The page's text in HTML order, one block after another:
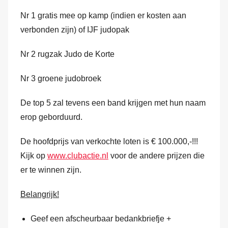
Nr 1 gratis mee op kamp (indien er kosten aan
verbonden zijn) of IJF judopak
Nr 2 rugzak Judo de Korte
Nr 3 groene judobroek
De top 5 zal tevens een band krijgen met hun naam
erop geborduurd.
De hoofdprijs van verkochte loten is € 100.000,-!!!
Kijk op www.clubactie.nl voor de andere prijzen die
er te winnen zijn.
Belangrijk!
Geef een afscheurbaar bedankbriefje +